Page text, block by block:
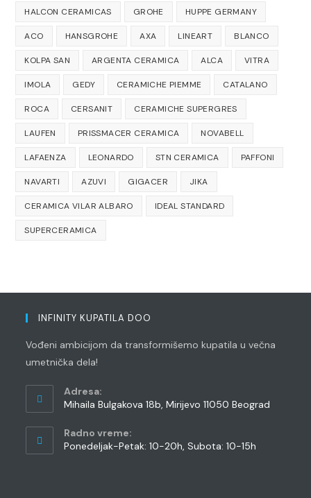
HALCON CERAMICAS GROHE HUPPE GERMANY
ACO HANSGROHE AXA LINEART BLANCO
KOLPA SAN ARGENTA CERAMICA ALCA VITRA
IMOLA GEDY CERAMICHE PIEMME CATALANO
ROCA CERSANIT CERAMICHE SUPERGRES
LAUFEN PRISSMACER CERAMICA NOVABELL
LAFAENZA LEONARDO STN CERAMICA PAFFONI
NAVARTI AZUVI GIGACER JIKA
CERAMICA VILAR ALBARO IDEAL STANDARD
SUPERCERAMICA
INFINITY KUPATILA DOO
Vođeni ambicijom da transformišemo kupatila u večna
umetnička dela!
Adresa:
Mihaila Bulgakova 18b, Mirijevo 11050 Beograd
Radno vreme:
Ponedeljak-Petak: 10-20h, Subota: 10-15h